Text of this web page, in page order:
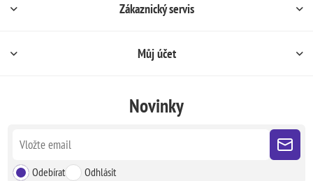
Zákaznický servis
Můj účet
Novinky
Odebírat Odhlásit